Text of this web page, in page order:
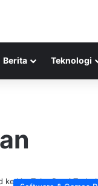
Berita Teknologi